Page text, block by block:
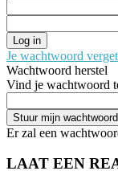
Je wachtwoord
Wachtwoord herstel
Vind je wachtwoord
Er zal een
LAAT EEN